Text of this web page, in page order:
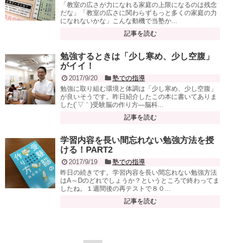
「教室の広さが力になれる家庭の上限になるのは残念
だな」「教室の広さに関わらずもっと多くの家庭の力
になれないかな」こんな動機で当塾か...
記事を読む
勉強するときは「少し寒め、少し空腹」
がイイ！
2017/9/20
塾での指導
勉強に取り組む環境と体調は「少し寒め、少し空腹」
が良いそうです。昨日紹介したこの本に書いてありま
した(´▽｀)受験脳の作り方―脳科...
記事を読む
学習内容を長い間忘れない勉強方法を授
ける！PART2
2017/9/19
塾での指導
昨日の続きです。学習内容を長い間忘れない勉強方法
はA～Dのどれでしょうか？というところで終わってま
したね。１週間後の再テストで８０...
記事を読む